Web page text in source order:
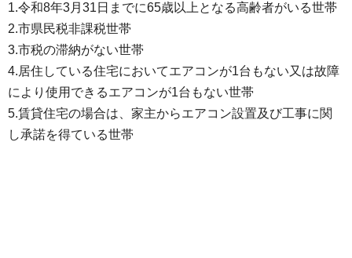
1.令和8年3月31日までに65歳以上となる高齢者がいる世帯
2.市県民税非課税世帯
3.市税の滞納がない世帯
4.居住している住宅においてエアコンが1台もない又は故障
により使用できるエアコンが1台もない世帯
5.賃貸住宅の場合は、家主からエアコン設置及び工事に関
し承諾を得ている世帯